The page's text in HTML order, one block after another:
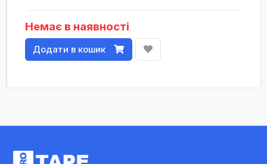
Немає в наявності
Додати в кошик